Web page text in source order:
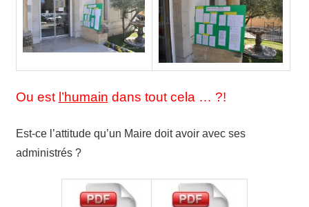
Ou est l’humain dans tout cela … ?!
Est-ce l’attitude qu’un Maire doit avoir avec ses
administrés ?